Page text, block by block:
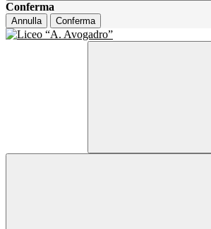
Conferma
Annulla Conferma